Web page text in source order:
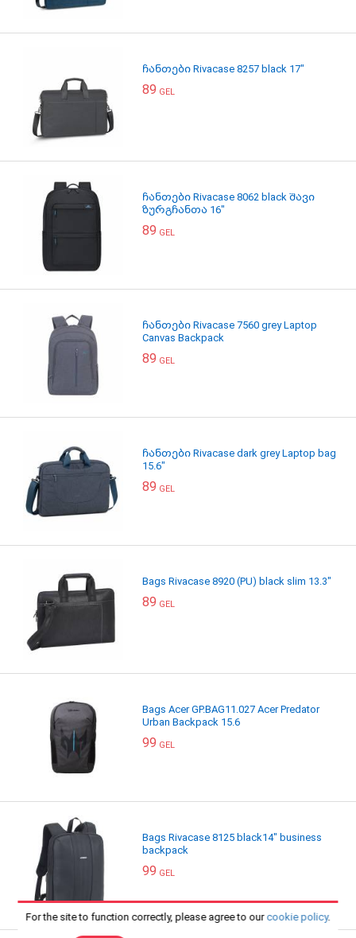
ჩანთები Rivacase 8257 black 17"
89 GEL
ჩანთები Rivacase 8062 black შავი
ზურგჩანთა 16"
89 GEL
ჩანთები Rivacase 7560 grey Laptop
Canvas Backpack
89 GEL
ჩანთები Rivacase dark grey Laptop bag
15.6"
89 GEL
Bags Rivacase 8920 (PU) black slim 13.3"
89 GEL
Bags Acer GP.BAG11.027 Acer Predator
Urban Backpack 15.6
99 GEL
Bags Rivacase 8125 black14" business
backpack
99 GEL
For the site to function correctly, please agree to our cookie policy.